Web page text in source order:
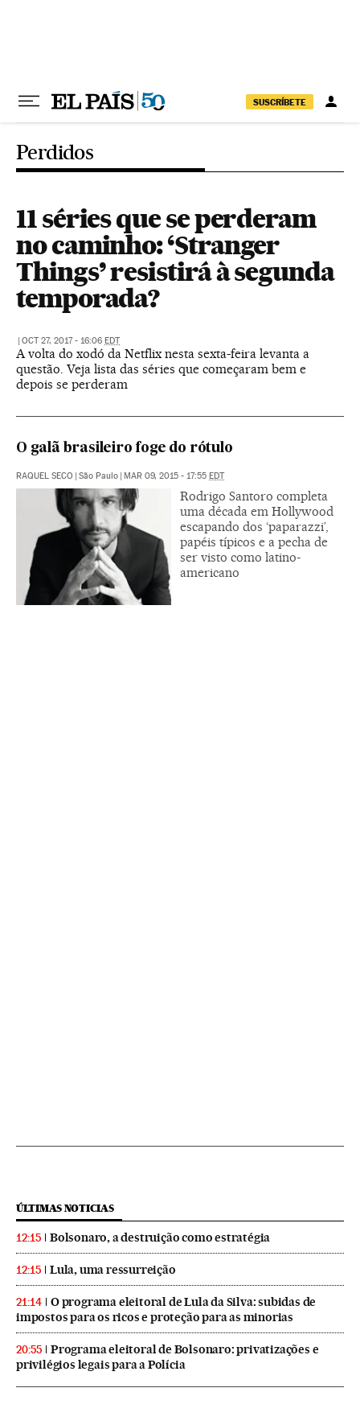
SUSCRÍBETE
Perdidos
11 séries que se perderam
no caminho: ‘Stranger
Things’ resistirá à segunda
temporada?
| OCT 27, 2017 - 16:06 EDT
A volta do xodó da Netflix nesta sexta-feira levanta a
questão. Veja lista das séries que começaram bem e
depois se perderam
O galã brasileiro foge do rótulo
RAQUEL SECO | São Paulo | MAR 09, 2015 - 17:55 EDT
Rodrigo Santoro completa
uma década em Hollywood
escapando dos ‘paparazzi’,
papéis típicos e a pecha de
ser visto como latino-
americano
ÚLTIMAS NOTICIAS
12:15 Bolsonaro, a destruição como estratégia
12:15 Lula, uma ressurreição
21:14
O programa eleitoral de Lula da Silva: subidas de
impostos para os ricos e proteção para as minorias
20:55
Programa eleitoral de Bolsonaro: privatizações e
privilégios legais para a Polícia